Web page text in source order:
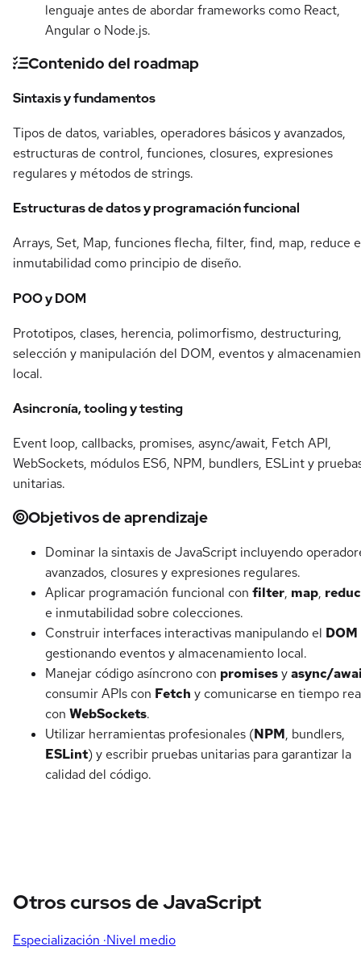
lenguaje antes de abordar frameworks como React,
Angular o Node.js.
Contenido del roadmap
Sintaxis y fundamentos
Tipos de datos, variables, operadores básicos y avanzados,
estructuras de control, funciones, closures, expresiones
regulares y métodos de strings.
Estructuras de datos y programación funcional
Arrays, Set, Map, funciones flecha, filter, find, map, reduce e
inmutabilidad como principio de diseño.
POO y DOM
Prototipos, clases, herencia, polimorfismo, destructuring,
selección y manipulación del DOM, eventos y
local.
Asincronía, tooling y testing
Event loop, callbacks, promises, async/await, Fetch API,
WebSockets, módulos ES6, NPM, bundlers, ESLint y
unitarias.
Objetivos de aprendizaje
Dominar la sintaxis de JavaScript incluyendo
avanzados, closures y expresiones regulares.
Aplicar programación funcional con filter, map,
e inmutabilidad sobre colecciones.
Construir interfaces interactivas manipulando el DOM
gestionando eventos y almacenamiento local.
Manejar código asíncrono con promisesyasync/
consumir APIs con Fetch y comunicarse en tiempo
con WebSockets.
Utilizar herramientas profesionales (NPM, bundlers,
ESLint) y escribir pruebas unitarias para garantizar la
calidad del código.
Otros cursos de JavaScript
Especialización ·Nivel medio